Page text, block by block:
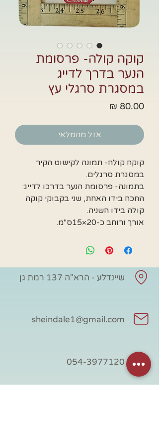
קוקה קולה- פרסומת
הנער בדרך לדייג
במסגרת סרגלי עץ
אזל מהמלאי
קוקה קולה- תמונה לקישוט הקיר
במסגרת סרגלים.
בתמונה- פרסומת הנער בדרכו לדייג:
החכה בידו האחת, שני בקבוקי קוקה
קולה בידו השניה.
אורך ורוחב כ-20×15ס"מ.
שיינדלע - הרא"ה 137 רמת גן
sheindale1@gmail.com
054-3977120